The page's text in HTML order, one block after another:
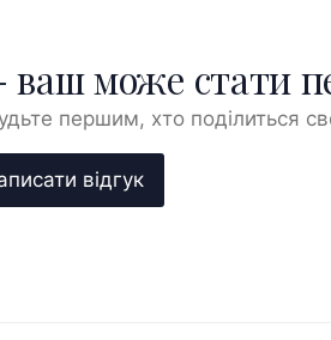
ваш може стати
першим, хто поділиться